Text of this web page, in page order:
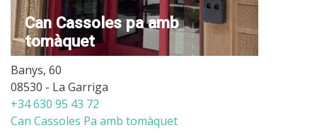
Can Cassoles pa amb
tomàquet
Banys, 60
08530 - La Garriga
+34 630 95 43 72
Can Cassoles Pa amb tomàquet